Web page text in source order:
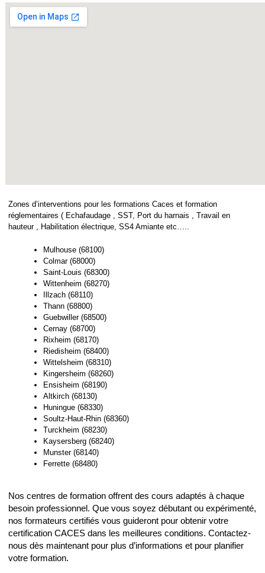
Zones d’interventions pour les formations Caces et formation
réglementaires ( Echafaudage , SST, Port du harnais , Travail en
hauteur , Habilitation électrique, SS4 Amiante etc…..
Mulhouse (68100)
Colmar (68000)
Saint-Louis (68300)
Wittenheim (68270)
Illzach (68110)
Thann (68800)
Guebwiller (68500)
Cernay (68700)
Rixheim (68170)
Riedisheim (68400)
Wittelsheim (68310)
Kingersheim (68260)
Ensisheim (68190)
Altkirch (68130)
Huningue (68330)
Soultz-Haut-Rhin (68360)
Turckheim (68230)
Kaysersberg (68240)
Munster (68140)
Ferrette (68480)
Nos centres de formation offrent des cours adaptés à chaque
besoin professionnel. Que vous soyez débutant ou expérimenté,
nos formateurs certifiés vous guideront pour obtenir votre
certification CACES dans les meilleures conditions. Contactez-
nous dès maintenant pour plus d’informations et pour planifier
votre formation.